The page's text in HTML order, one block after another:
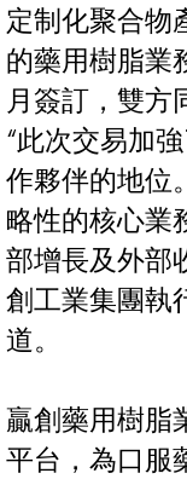
定制化聚合物
的藥用樹脂業
月簽訂，雙方
“此次交易加
作夥伴的地位
略性的核心業
部增長及外部
創工業集團執
道。
贏創藥用樹脂
平台，為口服